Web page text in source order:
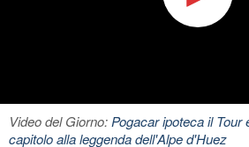
Video del Giorno:Pogacar ipoteca il Tour
capitolo alla leggenda dell'Alpe d'Huez